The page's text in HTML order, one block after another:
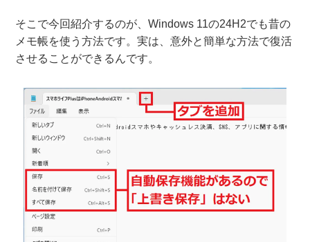
そこで今回紹介するのが、Windows 11の24H2でも昔の
メモ帳を使う方法です。実は、意外と簡単な方法で復活
させることができるんです。